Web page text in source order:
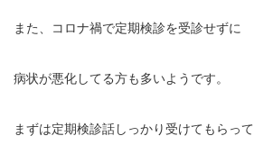
また、コロナ禍で定期検診を受診せずに
病状が悪化してる方も多いようです。
まずは定期検診話しっかり受けてもらって